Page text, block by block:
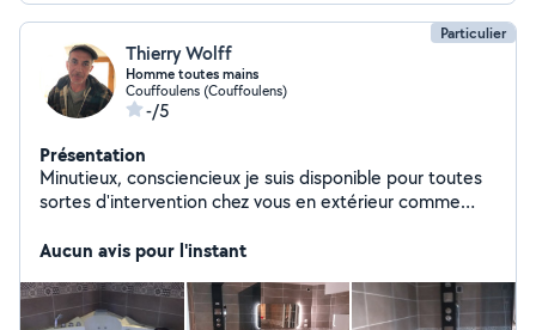
Particulier
Thierry Wolff
Homme toutes mains
Couffoulens (Couffoulens)
-/5
Présentation
Minutieux, consciencieux je suis disponible pour toutes
sortes d'intervention chez vous en extérieur comme
petit travaux, montage de meuble , livraison déménage,
Aucun avis pour l'instant